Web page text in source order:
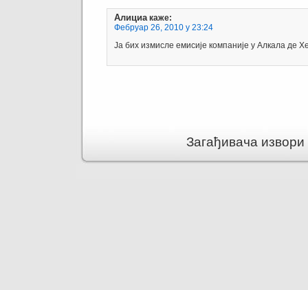
Алициа каже:
Фебруар 26, 2010 у 23:24
Ја бих измисле емисије компаније у Алкала де
Загађивача